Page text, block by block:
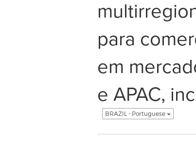
para
em
e APAC,
BRAZIL - Portuguese